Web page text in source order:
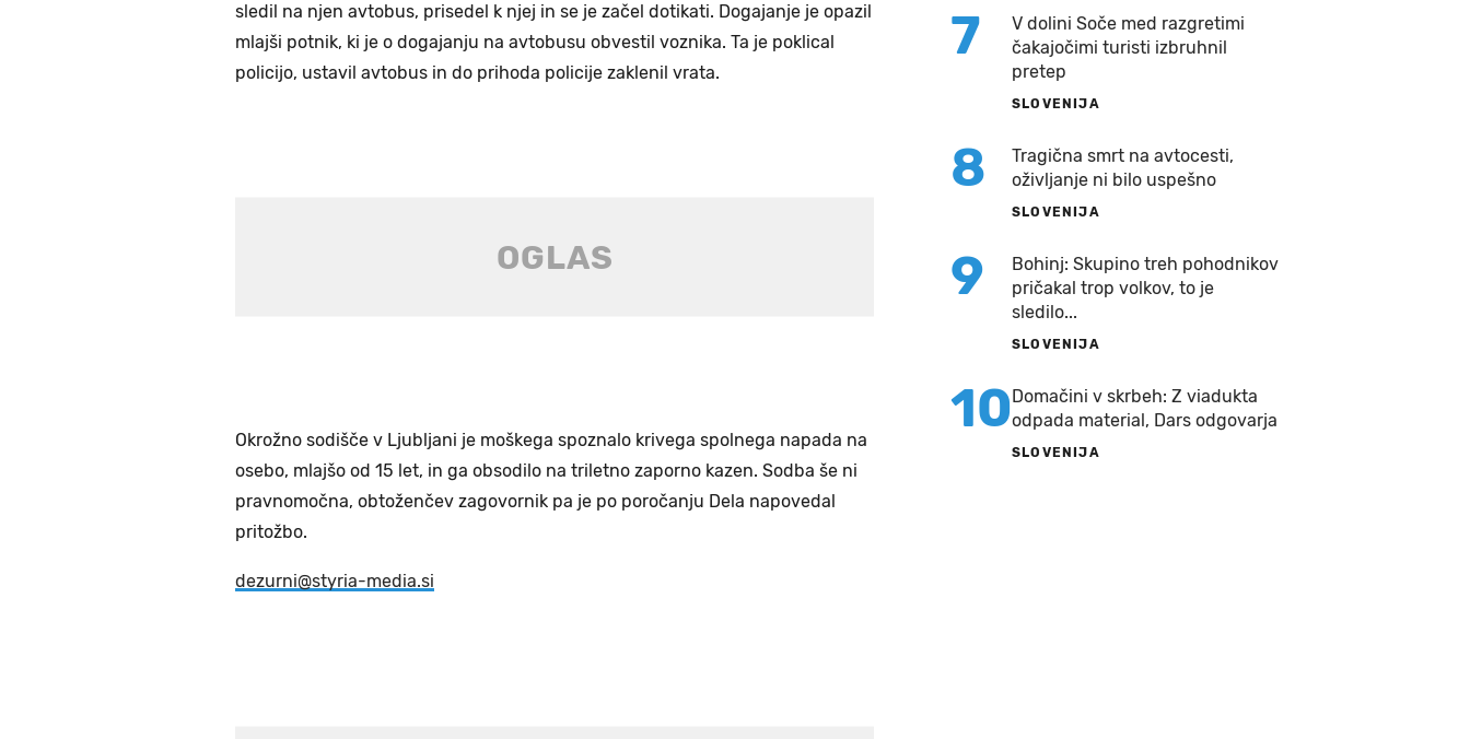
sledil na njen avtobus, prisedel k njej in se je začel dotikati. Dogajanje je opazil
mlajši potnik, ki je o dogajanju na avtobusu obvestil voznika. Ta je poklical
policijo, ustavil avtobus in do prihoda policije zaklenil vrata.
Okrožno sodišče v Ljubljani je moškega spoznalo krivega spolnega napada na
osebo, mlajšo od 15 let, in ga obsodilo na triletno zaporno kazen. Sodba še ni
pravnomočna, obtoženčev zagovornik pa je po poročanju Dela napovedal
pritožbo.
dezurni@styria-media.si
7
V dolini Soče med razgretimi
čakajočimi turisti izbruhnil
pretep
SLOVENIJA
8
Tragična smrt na avtocesti,
oživljanje ni bilo uspešno
SLOVENIJA
9
Bohinj: Skupino treh pohodnikov
pričakal trop volkov, to je
sledilo...
SLOVENIJA
10Domačini v skrbeh: Z viadukta
odpada material, Dars odgovarja
SLOVENIJA